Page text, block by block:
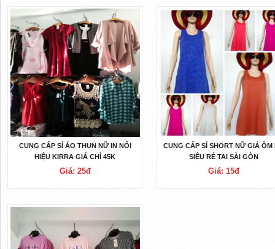
CUNG CẤP SỈ ÁO THUN NỮ IN NỔI
HIỆU KIRRA GIÁ CHỈ 45K
Giá: 25đ
CUNG CẤP SỈ SHORT NỮ GIÁ ÔM
SIÊU RẺ TAI SÀI GÒN
Giá: 15đ